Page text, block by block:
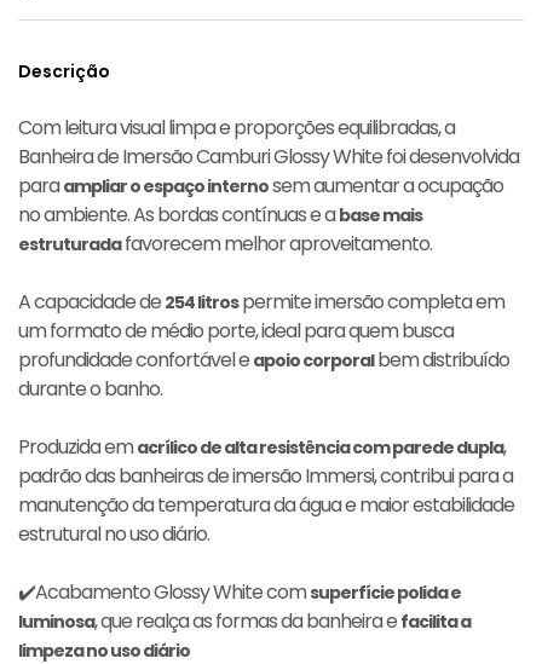
Descrição
Com leitura visual limpa e proporções equilibradas, a
Banheira de Imersão Camburi Glossy White foi desenvolvida
paraampliar o espaço internosem aumentar a ocupação
no ambiente. As bordas contínuas e abase mais
estruturadafavorecem melhor aproveitamento.
A capacidade de 254 litrospermite imersão completa em
um formato de médio porte, ideal para quem busca
profundidade confortável e apoio corporalbem distribuído
durante o banho.
Produzida emacrílico de alta resistência com parede dupla,
padrão das banheiras de imersão Immersi, contribui para a
manutenção da temperatura da água e maior estabilidade
estrutural no uso diário.
✔️Acabamento Glossy White comsuperfície polida e
luminosa, que realça as formas da banheira e facilita a
limpeza no uso diário